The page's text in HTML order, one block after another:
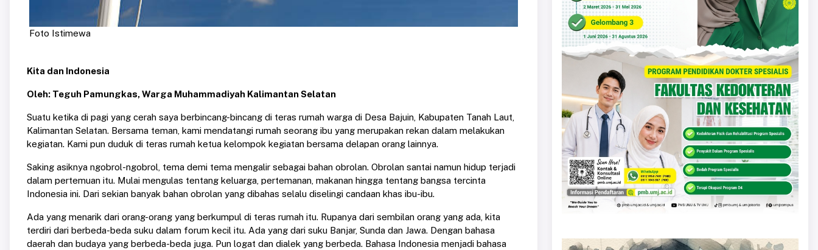
Foto Istimewa
Kita dan Indonesia
Oleh: Teguh Pamungkas, Warga Muhammadiyah Kalimantan Selatan
Suatu ketika di pagi yang cerah saya berbincang-bincang di teras rumah warga di Desa Bajuin, Kabupaten Tanah Laut,
Kalimantan Selatan. Bersama teman, kami mendatangi rumah seorang ibu yang merupakan rekan dalam melakukan
kegiatan. Kami pun duduk di teras rumah ketua kelompok kegiatan bersama delapan orang lainnya.
Saking asiknya ngobrol-ngobrol, tema demi tema mengalir sebagai bahan obrolan. Obrolan santai namun hidup terjadi
dalam pertemuan itu. Mulai mengulas tentang keluarga, pertemanan, makanan hingga tentang bangsa tercinta
Indonesia ini. Dari sekian banyak bahan obrolan yang dibahas selalu diselingi candaan khas ibu-ibu.
Ada yang menarik dari orang-orang yang berkumpul di teras rumah itu. Rupanya dari sembilan orang yang ada, kita
terdiri dari berbeda-beda suku dalam forum kecil itu. Ada yang dari suku Banjar, Sunda dan Jawa. Dengan bahasa
daerah dan budaya yang berbeda-beda juga. Pun logat dan dialek yang berbeda. Bahasa Indonesia menjadi bahasa